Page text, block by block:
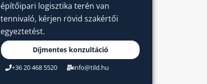
építőipari logisztika terén van
tennivaló, kérjen rövid szakértői
egyeztetést.
Díjmentes konzultáció
+36 20 468 5520 info@tild.hu